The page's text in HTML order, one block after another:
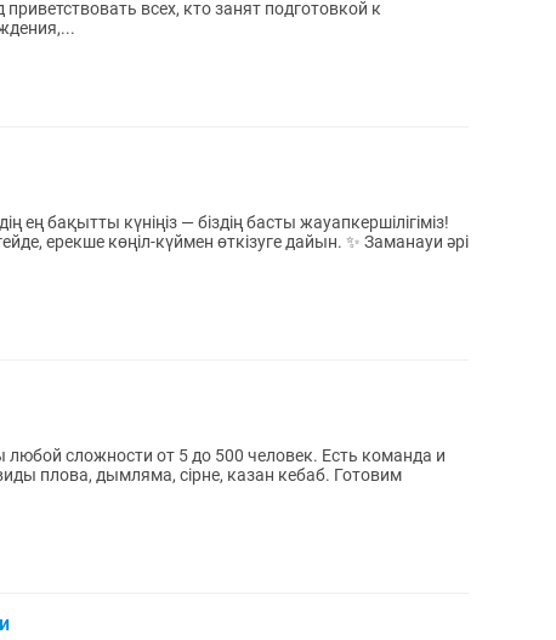
көңіл-күймен өткізуге дайын. ✨ Заманауи әрі
плова, дымляма, сірне, казан кебаб. Готовим